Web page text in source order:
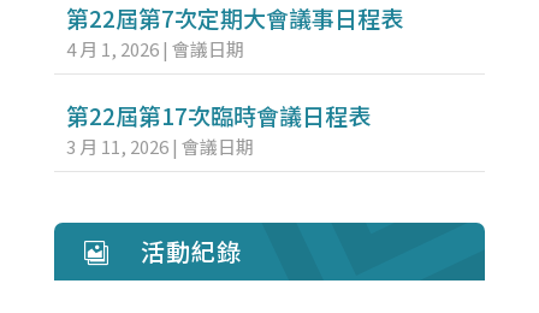
第22屆第7次定期大會議事日程表
4 月 1, 2026| 會議日期
第22屆第17次臨時會議日程表
3 月 11, 2026| 會議日期
 活動紀錄